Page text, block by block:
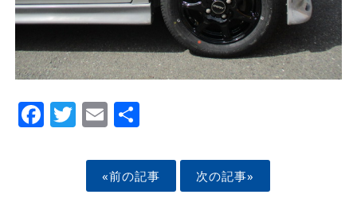
Facebook
Twitter
EmailShare
«前の記事 次の記事»